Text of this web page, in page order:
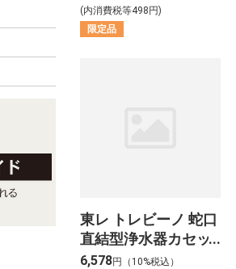
(内消費税等498円)
限定品
東レ トレビーノ 蛇口
直結型浄水器カセッ
ティ MK309SMX
6,578円（10%税込）